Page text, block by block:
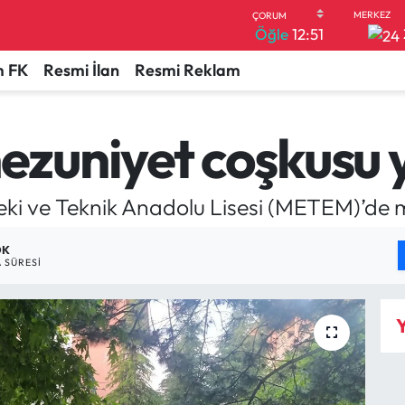
Öğle12:51
FK Resmi İlan Resmi Reklam
coşkusu
ve Teknik Anadolu Lisesi (METEM)’de